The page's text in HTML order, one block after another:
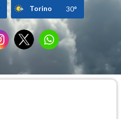
Torino 30°